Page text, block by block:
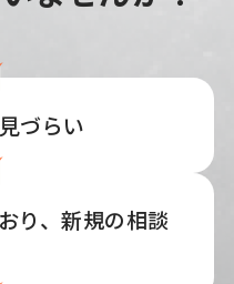
づらい
り、新規の相談